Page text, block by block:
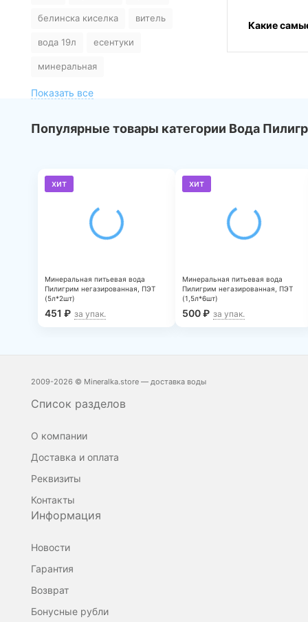
Какие
белинска киселка витель
вода 19л есентуки
минеральная
Показать все
Популярные товары категории Вода
хит
Минеральная питьевая вода
Пилигрим негазированная, ПЭТ
(5л*2шт)
451 ₽ за упак.
хит
Минеральная питьевая вода
Пилигрим негазированная, ПЭТ
(1,5л*6шт)
500₽ за упак.
2009-2026 © Mineralka.store — доставка воды
Список разделов
О компании
Доставка и оплата
Реквизиты
Контакты
Информация
Новости
Гарантия
Возврат
Бонусные рубли